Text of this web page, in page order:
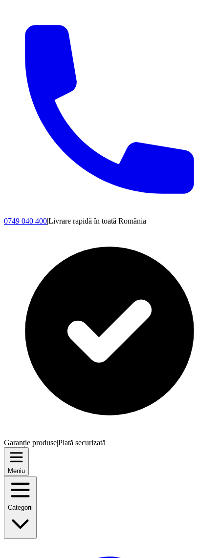
0749 040 400|Livrare rapidă în toată România
Garanție produse|Plată securizată
Meniu
Categorii